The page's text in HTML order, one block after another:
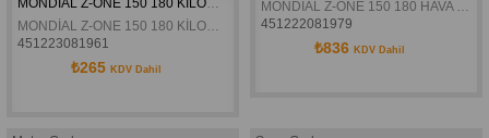
MONDİAL Z-ONE 150 180 KİLOMETRE TESİSAT KABLOSU ORJİNAL
MONDİAL Z-ONE 150 180 KİLOMETRE TESİSAT KABLOSU ORJİNAL
451223081961
₺265 KDV Dahil
MONDIAL Z-ONE 150 180 HAVA FiLTRE ELEMANI ORJINAL
451222081979
₺836 KDV Dahil